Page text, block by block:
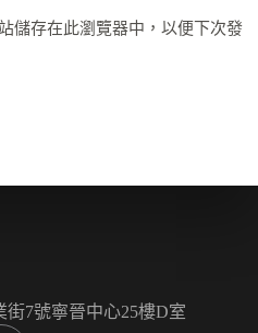
儲存在此瀏覽器中，以便下次發
街7號寧晉中心25樓D室